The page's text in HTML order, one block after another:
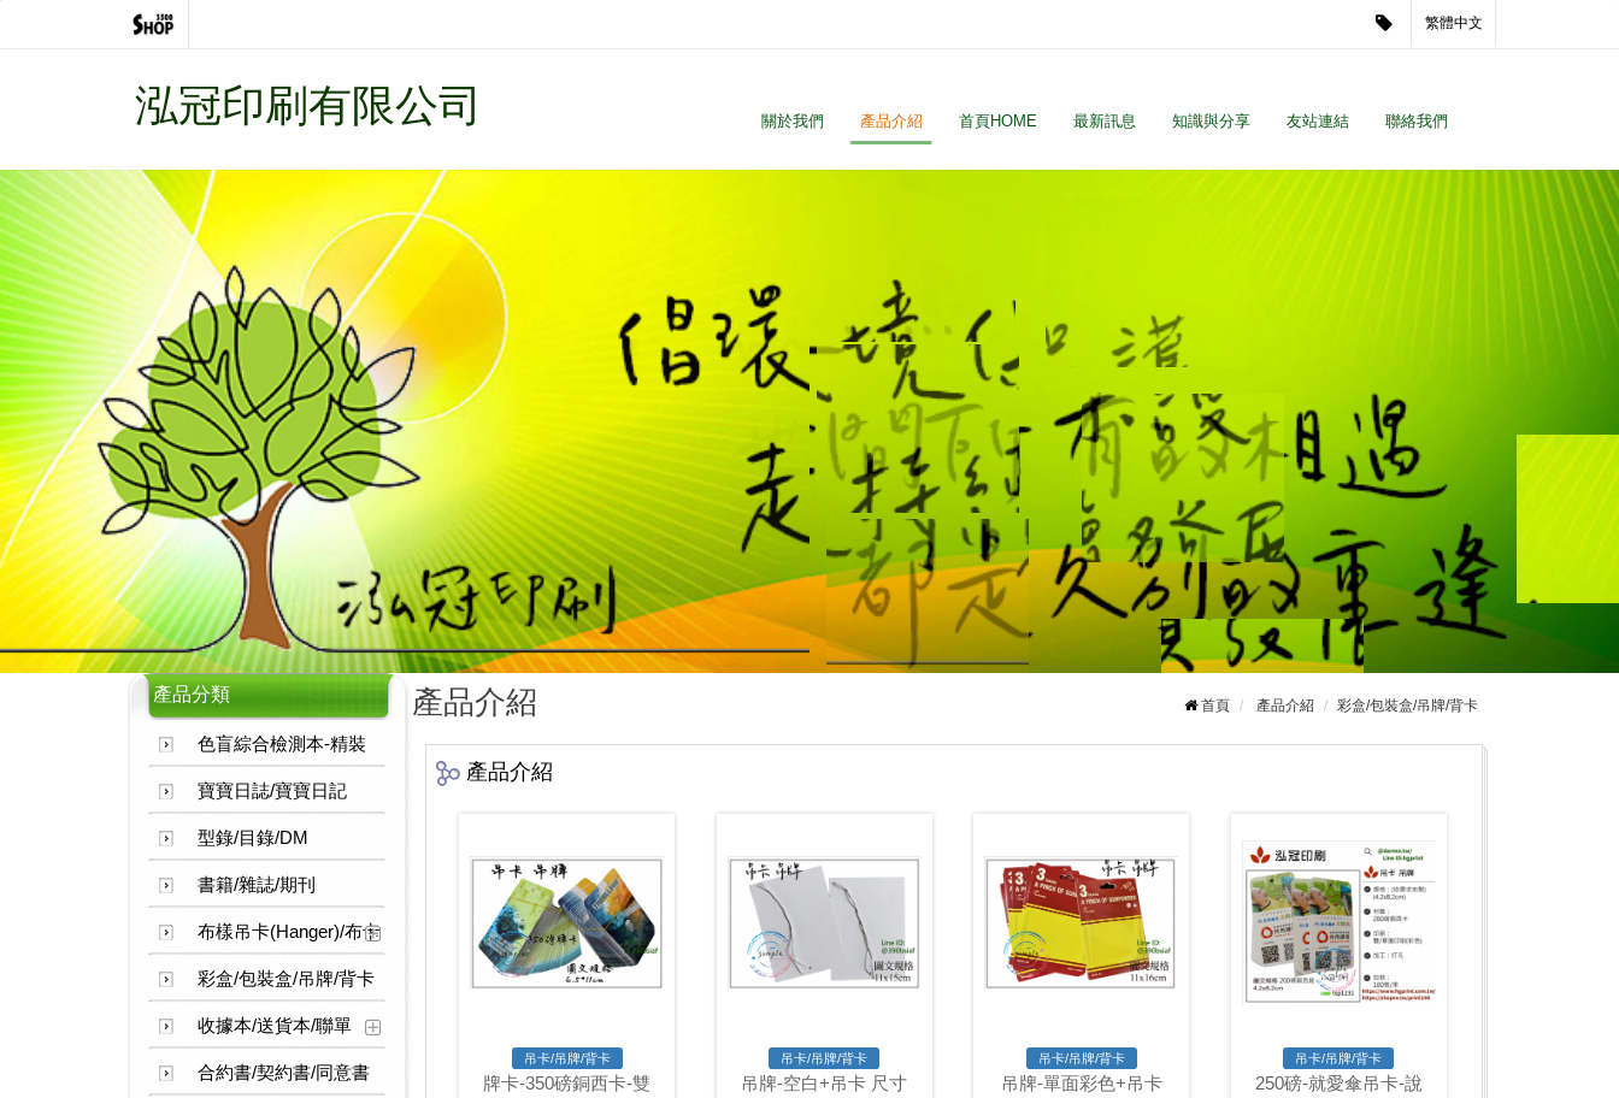
繁體中文
泓冠印刷有限公司 關於我們 產品介紹 首頁HOME 最新訊息 知識與分享 友站連結 聯絡我們
產品分類
色盲綜合檢測本-精裝
寶寶日誌/寶寶日記
型錄/目錄/DM
書籍/雜誌/期刊
布樣吊卡(Hanger)/布卡
彩盒/包裝盒/吊牌/背卡
收據本/送貨本/聯單
合約書/契約書/同意書
產品介紹 首頁 產品介紹 彩盒/包裝盒/吊牌/背卡
產品介紹
吊卡/吊牌/背卡
牌卡-350磅銅西卡-雙
吊卡/吊牌/背卡
吊牌-空白+吊卡 尺寸
吊卡/吊牌/背卡
吊牌-單面彩色+吊卡
吊卡/吊牌/背卡
250磅-就愛傘吊卡-說